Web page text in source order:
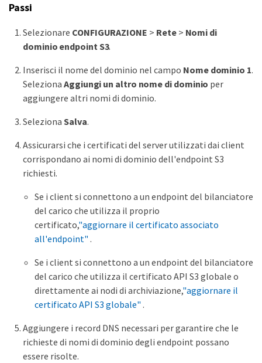
Passi
Selezionare CONFIGURAZIONE > Rete> Nomi di
dominio endpoint S3.
Inserisci il nome del dominio nel campo Nome dominio 1.
Seleziona Aggiungi un altro nome di dominio per
aggiungere altri nomi di dominio.
Seleziona Salva.
Assicurarsi che i certificati del server utilizzati dai client
corrispondano ai nomi di dominio dell'endpoint S3
richiesti.
Se i client si connettono a un endpoint del bilanciatore
del carico che utilizza il proprio
certificato,"aggiornare il certificato associato
all'endpoint" .
Se i client si connettono a un endpoint del bilanciatore
del carico che utilizza il certificato API S3 globale o
direttamente ai nodi di archiviazione,"aggiornare il
certificato API S3 globale" .
Aggiungere i record DNS necessari per garantire che le
richieste di nomi di dominio degli endpoint possano
essere risolte.